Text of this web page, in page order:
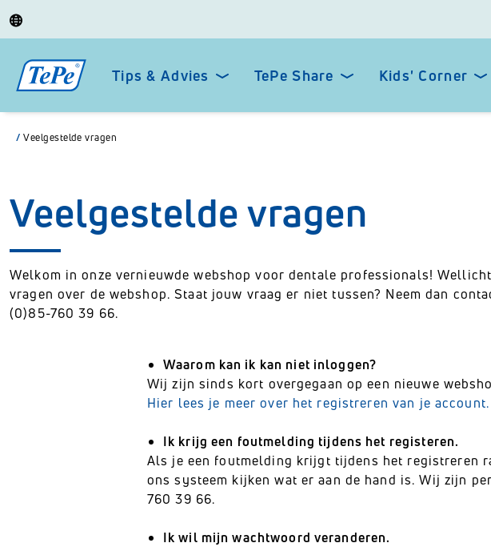
Tips & Advies TePe Share Kids' Corner
/ Veelgestelde vragen
Veelgestelde vragen
Welkom in onze vernieuwde webshop voor dentale professionals!
vragen over de webshop. Staat jouw vraag er niet tussen? Neem dan
(0)85-760 39 66.
Waarom kan ik kan niet inloggen?
Wij zijn sinds kort overgegaan op een nieuwe
Hier lees je meer over het registreren van je account.
Ik krijg een foutmelding tijdens het registeren.
Als je een foutmelding krijgt tijdens het registreren
ons systeem kijken wat er aan de hand is. Wij zijn
760 39 66.
Ik wil mijn wachtwoord veranderen.